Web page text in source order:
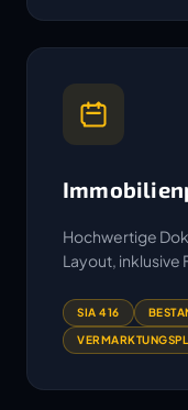
Hochwertige
Layout, inklusive
SIA 416